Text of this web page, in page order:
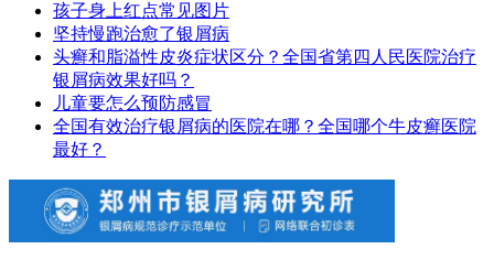
孩子身上红点常见图片
坚持慢跑治愈了银屑病
头癣和脂溢性皮炎症状区分？全国省第四人民医院治疗
银屑病效果好吗？
儿童要怎么预防感冒
全国有效治疗银屑病的医院在哪？全国哪个牛皮癣医院
最好？